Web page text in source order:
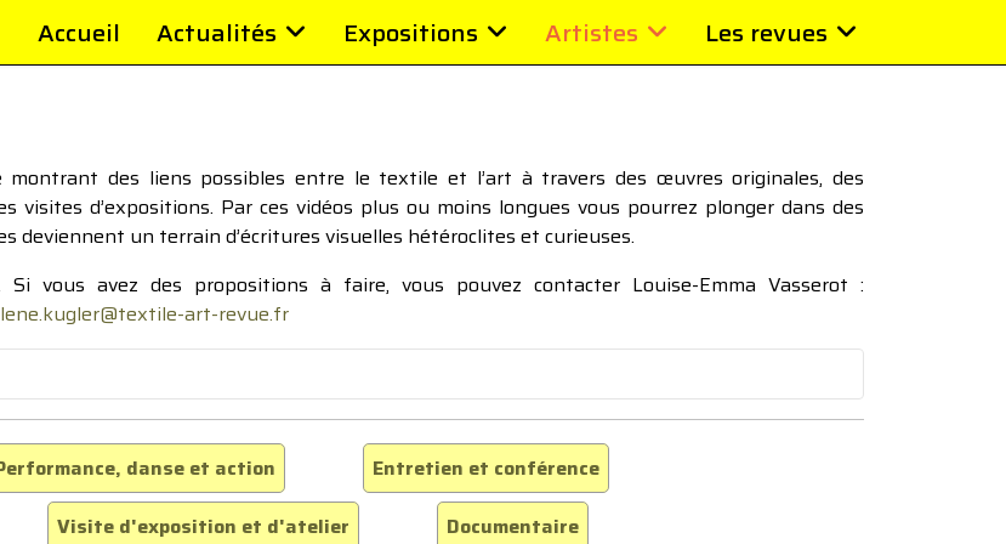
Accueil Actualités Expositions Artistes Les revues
montrant des liens possibles entre le textile et l’art à travers des œuvres originales, des
d’expositions. Par ces vidéos plus ou moins longues vous pourrez plonger dans des
deviennent un terrain d’écritures visuelles hétéroclites et curieuses.
vous avez des propositions à faire, vous pouvez contacter Louise-Emma Vasserot :
art-revue.fr
danse et action
Entretien et conférence
Visite d'exposition et d'atelier Documentaire